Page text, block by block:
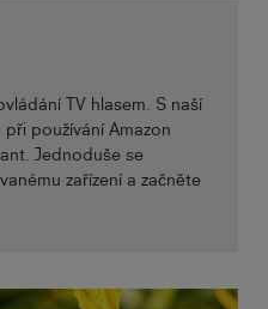
TV hlasem. S naší
používání Amazon
Jednoduše se
zařízení a začněte